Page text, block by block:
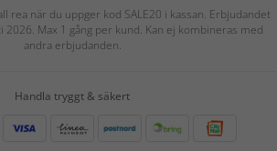
rea när du uppger kod SALE20 i kassan. Erbjudandet
Max 1 gång per kund. Kan ej kombineras med
andra erbjudanden.
Handla tryggt & säkert